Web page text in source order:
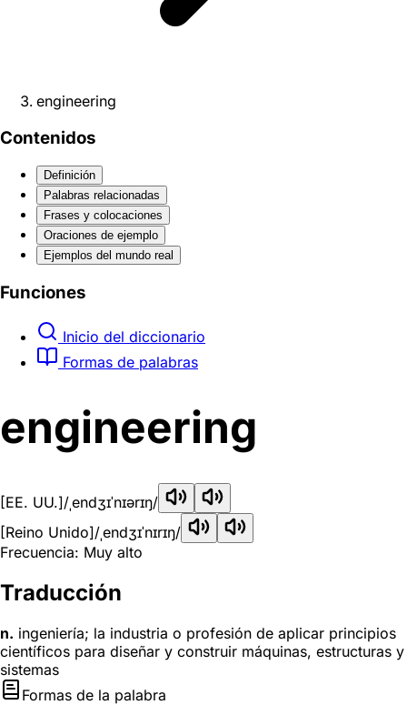
engineering
Contenidos
Definición
Palabras relacionadas
Frases y colocaciones
Oraciones de ejemplo
Ejemplos del mundo real
Funciones
Inicio del diccionario
Formas de palabras
engineering
[EE. UU.]/ˌendʒɪˈnɪərɪŋ/
[Reino Unido]/ˌendʒɪˈnɪrɪŋ/
Frecuencia: Muy alto
Traducción
n. ingeniería; la industria o profesión de aplicar principios
científicos para diseñar y construir máquinas, estructuras y
sistemas
Formas de la palabra